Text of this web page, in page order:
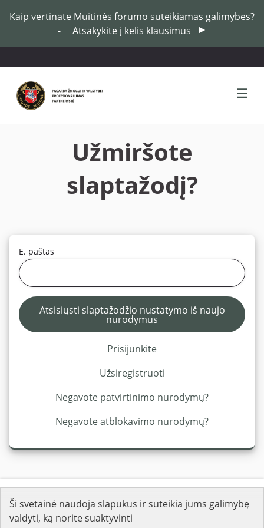
Kaip vertinate Muitinės forumo suteikiamas galimybes?
-
Atsakykite į kelis klausimus
Užmiršote
slaptažodį?
E. paštas
Atsisiųsti slaptažodžio nustatymo iš naujo
nurodymus
Prisijunkite
Užsiregistruoti
Negavote patvirtinimo nurodymų?
Negavote atblokavimo nurodymų?
Platformos teisiniai dokumentai
Kaip galiu dalyvauti?
Ši svetainė naudoja slapukus ir suteikia jums galimybę
valdyti, ką norite suaktyvinti